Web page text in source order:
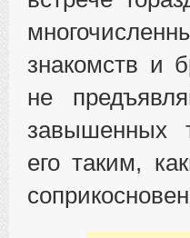
знакомств и
не
завышенных
его таким,